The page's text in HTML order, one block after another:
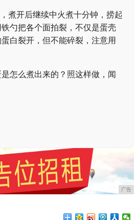
煮开后继续中火煮十分钟，捞起
勺把各个面拍裂，不仅是蛋壳
白裂开，但不能碎裂，注意用
广告